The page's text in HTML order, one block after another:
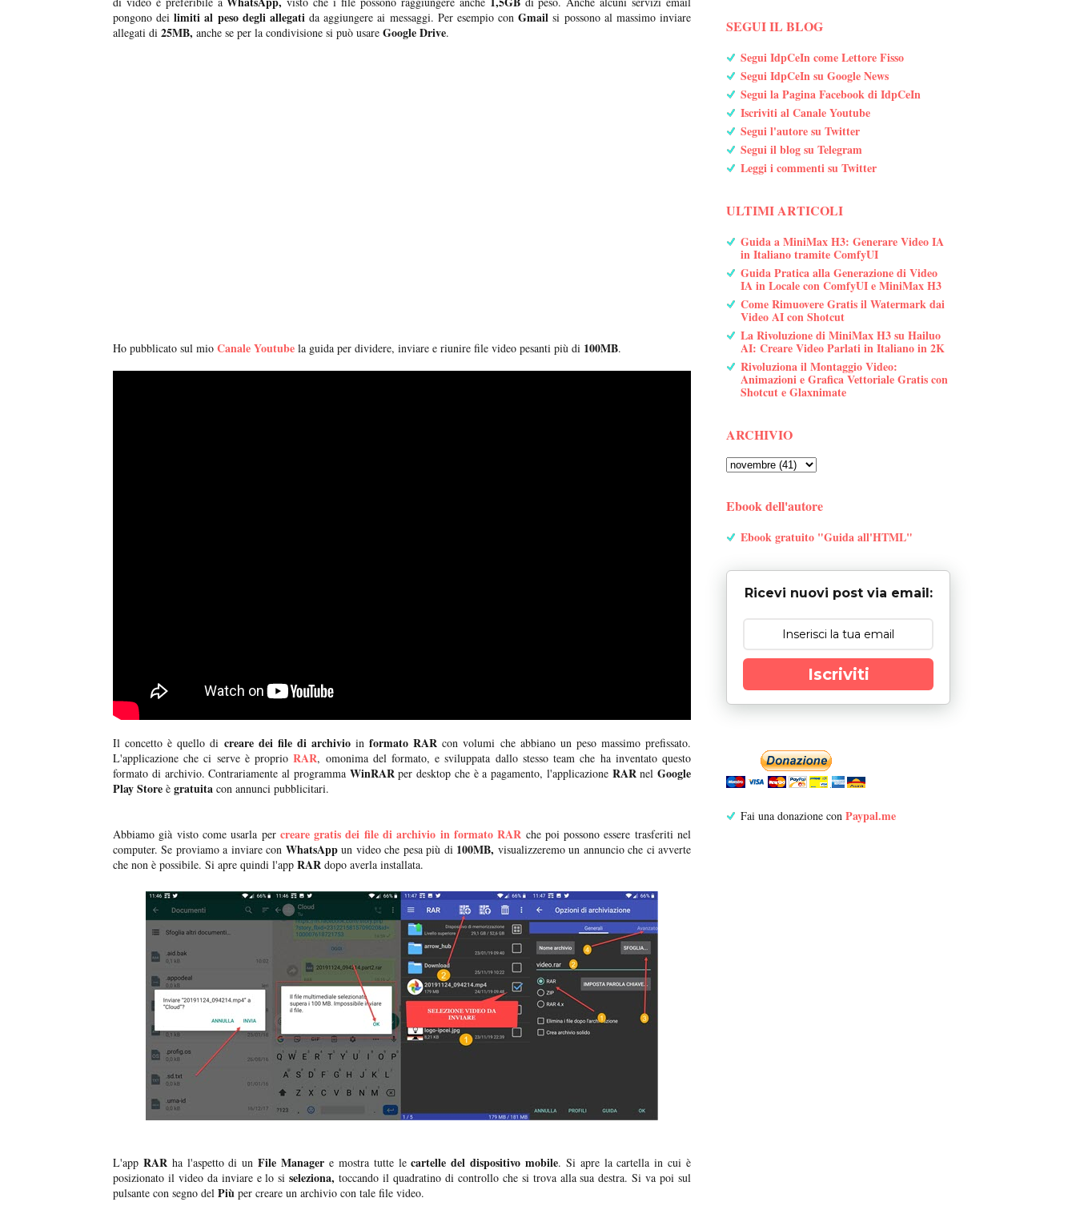
pongono deilimiti al peso degli allegatida aggiungere ai messaggi. Per esempio conGmailsi possono al massimo inviare
allegati di 25MB, anche se per la condivisione si può usare Google Drive.
Ho pubblicato sul mio Canale Youtube la guida per dividere, inviare e riunire file video pesanti più di 100MB.
Il concetto è quello di creare dei file di archivioin formato RAR con volumi che abbiano un peso massimo prefissato.
L'applicazione che ci serve è proprio RAR, omonima del formato, e sviluppata dallo stesso team che ha inventato questo
formato di archivio. Contrariamente al programma WinRARper desktop che è a pagamento, l'applicazioneRARnel Google
Play Store è gratuita con annunci pubblicitari.
Abbiamo già visto come usarla per creare gratis dei file di archivio in formato RAR che poi possono essere trasferiti nel
computer. Se proviamo a inviare con WhatsAppun video che pesa più di100MB, visualizzeremo un annuncio che ci avverte
che non è possibile. Si apre quindi l'app RAR dopo averla installata.
L'app RARha l'aspetto di unFile Manager e mostra tutte lecartelle del dispositivo mobile. Si apre la cartella in cui è
posizionato il video da inviare e lo si seleziona, toccando il quadratino di controllo che si trova alla sua destra. Si va poi sul
pulsante con segno del Più per creare un archivio con tale file video.
SEGUI IL BLOG
Segui IdpCeIn come Lettore Fisso
Segui IdpCeIn su Google News
Segui la Pagina Facebook di IdpCeIn
Iscriviti al Canale Youtube
Segui l'autore su Twitter
Segui il blog su Telegram
Leggi i commenti su Twitter
ULTIMI ARTICOLI
Guida a MiniMax H3: Generare Video IA
in Italiano tramite ComfyUI
Guida Pratica alla Generazione di Video
IA in Locale con ComfyUI e MiniMax H3
Come Rimuovere Gratis il Watermark dai
Video AI con Shotcut
La Rivoluzione di MiniMax H3 su Hailuo
AI: Creare Video Parlati in Italiano in 2K
Rivoluziona il Montaggio Video:
Animazioni e Grafica Vettoriale Gratis con
Shotcut e Glaxnimate
ARCHIVIO
Ebook dell'autore
Ebook gratuito "Guida all'HTML"
Ricevi nuovi post via email:
Iscriviti
Fai una donazione con Paypal.me